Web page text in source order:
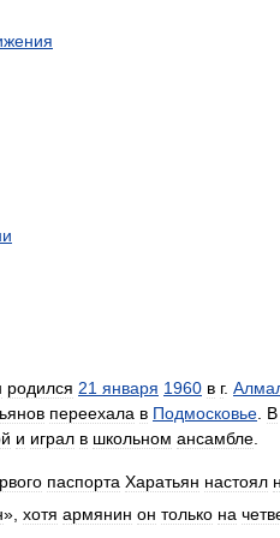
родился 21 января 1960 в г.
переехала в Подмосковье. В
и играл в школьном ансамбле.
паспорта Харатьян настоял
», хотя армянин он только на